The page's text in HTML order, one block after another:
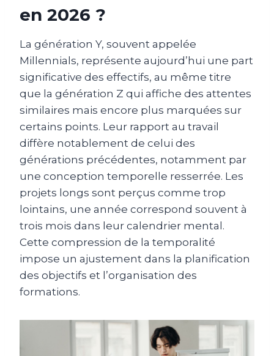
en 2026 ?
La génération Y, souvent appelée
Millennials, représente aujourd’hui une part
significative des effectifs, au même titre
que la génération Z qui affiche des attentes
similaires mais encore plus marquées sur
certains points. Leur rapport au travail
diffère notablement de celui des
générations précédentes, notamment par
une conception temporelle resserrée. Les
projets longs sont perçus comme trop
lointains, une année correspond souvent à
trois mois dans leur calendrier mental.
Cette compression de la temporalité
impose un ajustement dans la planification
des objectifs et l’organisation des
formations.